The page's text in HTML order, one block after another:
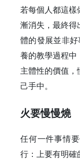
若每個人都這樣
漸消失，最終得
體的發展並非
養的教學過程中
主體性的價值，
己手中。
火要慢慢燒
任何一件事情
行：上要有明確